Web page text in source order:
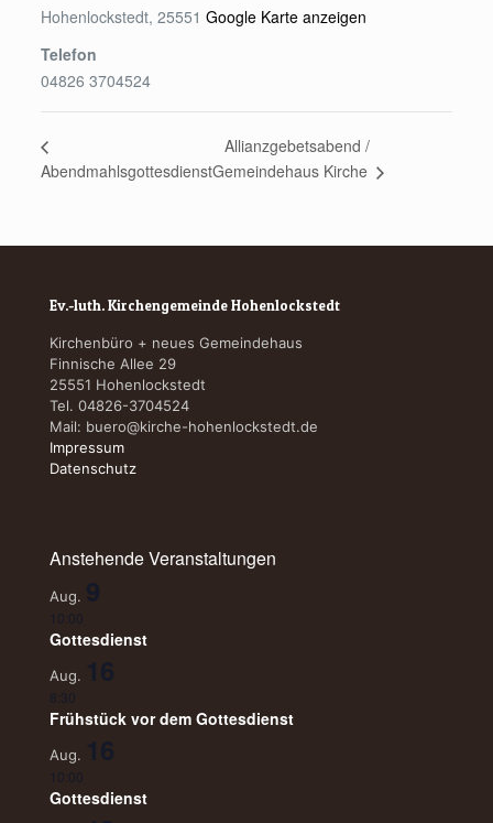
Hohenlockstedt, 25551 Google Karte anzeigen
Telefon
04826 3704524
Abendmahlsgottesdienst
Allianzgebetsabend /
Gemeindehaus Kirche
Ev.-luth. Kirchengemeinde Hohenlockstedt
Kirchenbüro + neues Gemeindehaus
Finnische Allee 29
25551 Hohenlockstedt
Tel. 04826-3704524
Mail: buero@kirche-hohenlockstedt.de
Impressum
Datenschutz
Anstehende Veranstaltungen
Aug. 9
10:00
Gottesdienst
Aug. 16
8:30
Frühstück vor dem Gottesdienst
Aug. 16
10:00
Gottesdienst